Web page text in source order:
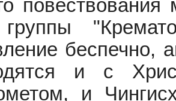
беспечно,
и с
и